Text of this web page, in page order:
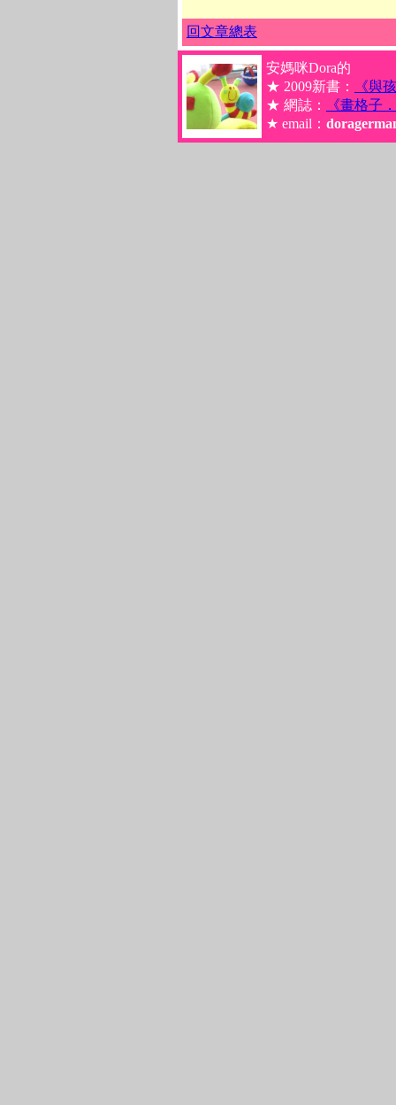
回文章總表
安媽咪Dora的
★ 2009新書：
《與
★ 網誌：
《畫格子
★ email：